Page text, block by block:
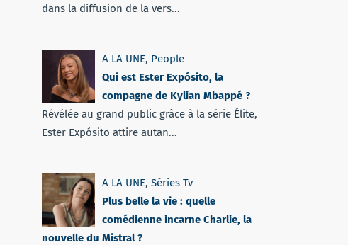
dans la diffusion de la vers...
A LA UNE, People
Qui est Ester Expósito, la
compagne de Kylian Mbappé ?
Révélée au grand public grâce à la série Élite,
Ester Expósito attire autan...
A LA UNE, Séries Tv
Plus belle la vie : quelle
comédienne incarne Charlie, la
nouvelle du Mistral ?